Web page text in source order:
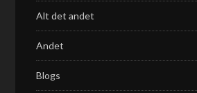
Alt det andet
Andet
Blogs